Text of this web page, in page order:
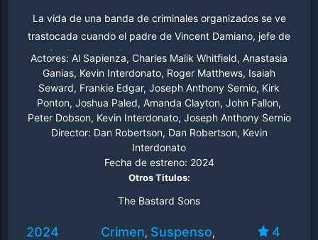
La vida de una banda de criminales organizados se ve
trastocada cuando el padre de Vincent Damiano, jefe de
la familia, es asesinado. Los hermanos bastardos de
Vincent, un grupo de almas huérfanas que crio juntos,
tienen una idea de quién mató a su padre… su socio
Rome. En un valiente y calculado intento por recuperar el
negocio y vengarse de Rome, los Bastardos libran una
guerra sin cuartel para obtener su parte.
Actores: Al Sapienza, Charles Malik Whitfield, Anastasia
Ganias, Kevin Interdonato, Roger Matthews, Isaiah
Seward, Frankie Edgar, Joseph Anthony Sernio, Kirk
Ponton, Joshua Paled, Amanda Clayton, John Fallon,
Peter Dobson, Kevin Interdonato, Joseph Anthony Sernio
Director: Dan Robertson, Dan Robertson, Kevin
Interdonato
Fecha de estreno: 2024
Otros Titulos:
The Bastard Sons
2024 Crimen, Suspenso, 4